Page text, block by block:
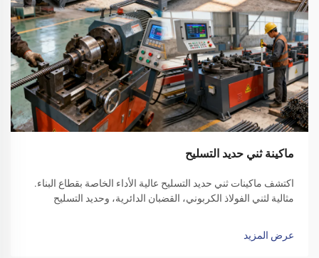
ماكينة ثني حديد التسليح
اكتشف ماكينات ثني حديد التسليح عالية الأداء الخاصة بقطاع البناء.
مثالية لثني الفولاذ الكربوني، القضبان الدائرية، وحديد التسليح
عرض المزيد